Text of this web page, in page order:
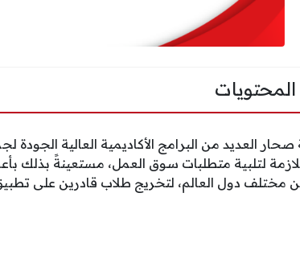
العديد من البرامج الأكاديمية العالية
لتلبية متطلبات سوق العمل، مستعينةً
مختلف دول العالم، لتخريج طلاب قادرين على